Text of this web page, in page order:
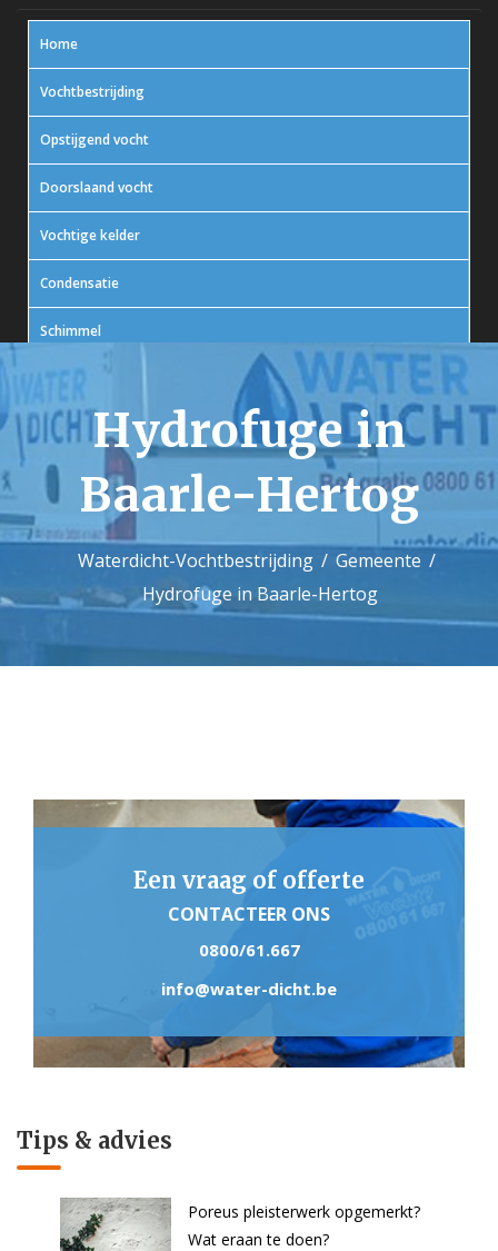
Home
Vochtbestrijding
Opstijgend vocht
Doorslaand vocht
Vochtige kelder
Condensatie
Schimmel
In actie
Contact Hydrofuge in
Baarle-Hertog
Waterdicht-Vochtbestrijding
Gemeente
Hydrofuge in Baarle-Hertog
Een vraag of offerte
CONTACTEER ONS
0800/61.667
info@water-dicht.be
Tips & advies
Poreus pleisterwerk opgemerkt?
Wat eraan te doen?